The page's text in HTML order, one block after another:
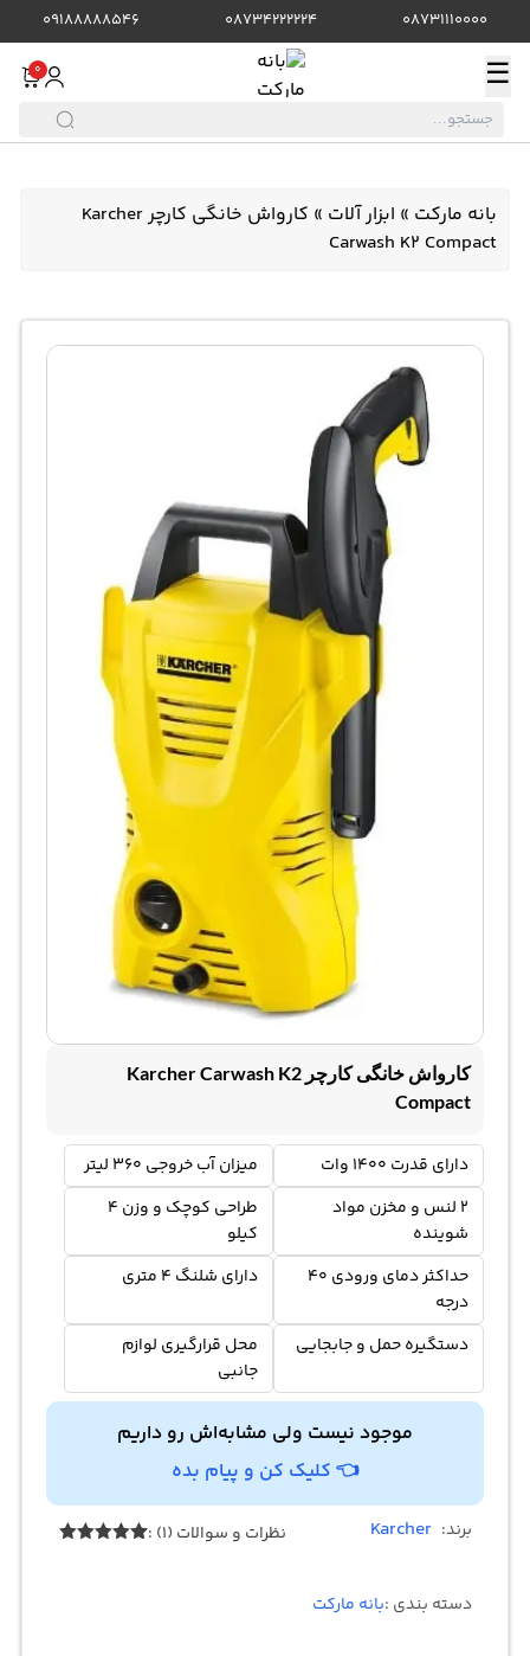
08731110000
08734222224
09188888546
☰
0
بانه مارکت » ابزار آلات »
کارواش خانگی کارچر Karcher
Carwash K2 Compact
کارواش خانگی کارچر Karcher Carwash K2
Compact
دارای قدرت 1400 وات
میزان آب خروجی 360 لیتر
2 لنس و مخزن مواد
شوینده
طراحی کوچک و وزن 4
کیلو
حداکثر دمای ورودی 40
درجه
دارای شلنگ 4 متری
دستگیره حمل و جابجایی
محل قرارگیری لوازم
جانبی
موجود نیست ولی مشابه‌اش رو داریم
👈 کلیک کن و پیام بده
برند: Karcher نظرات و سوالات (1) :
دسته بندی :بانه مارکت